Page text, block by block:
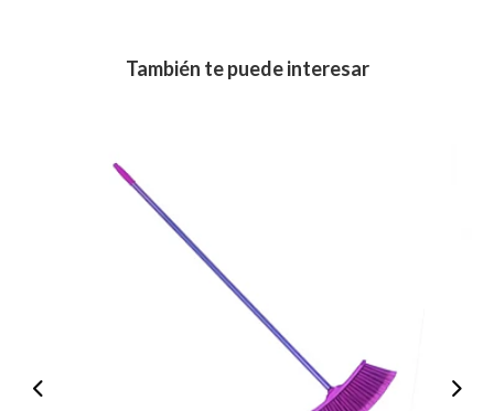
También te puede interesar